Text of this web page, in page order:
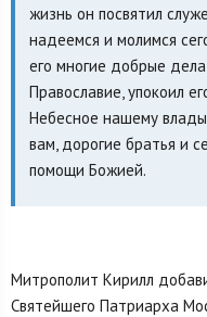
жизнь он посвятил
надеемся и молимся
его многие добрые
Православие, упокоил
Небесное нашему
вам, дорогие братья и
помощи Божией.
Митрополит Кирилл
Святейшего Патриарха